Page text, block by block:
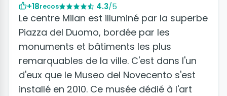
+18recos 4.3/5
Le centre Milan est illuminé par la superbe
Piazza del Duomo, bordée par les
monuments et bâtiments les plus
remarquables de la ville. C'est dans l'un
d'eux que le Museo del Novecento s'est
installé en 2010. Ce musée dédié à l'art